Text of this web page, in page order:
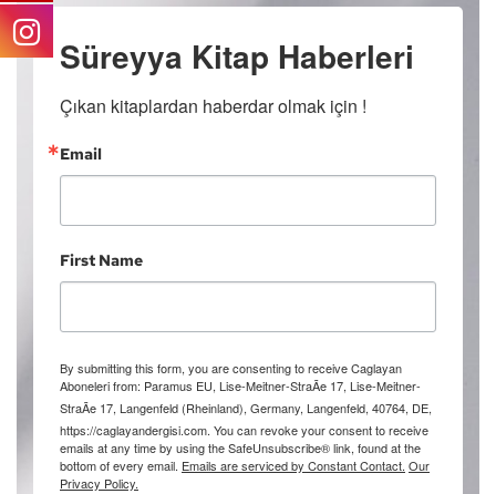
Süreyya Kitap Haberleri
Çıkan kitaplardan haberdar olmak için !
Email
First Name
By submitting this form, you are consenting to receive Caglayan
Aboneleri from: Paramus EU, Lise-Meitner-StraÃe 17, Lise-Meitner-
StraÃe 17, Langenfeld (Rheinland), Germany, Langenfeld, 40764, DE,
https://caglayandergisi.com. You can revoke your consent to receive
emails at any time by using the SafeUnsubscribe® link, found at the
bottom of every email. Emails are serviced by Constant Contact. Our
Privacy Policy.